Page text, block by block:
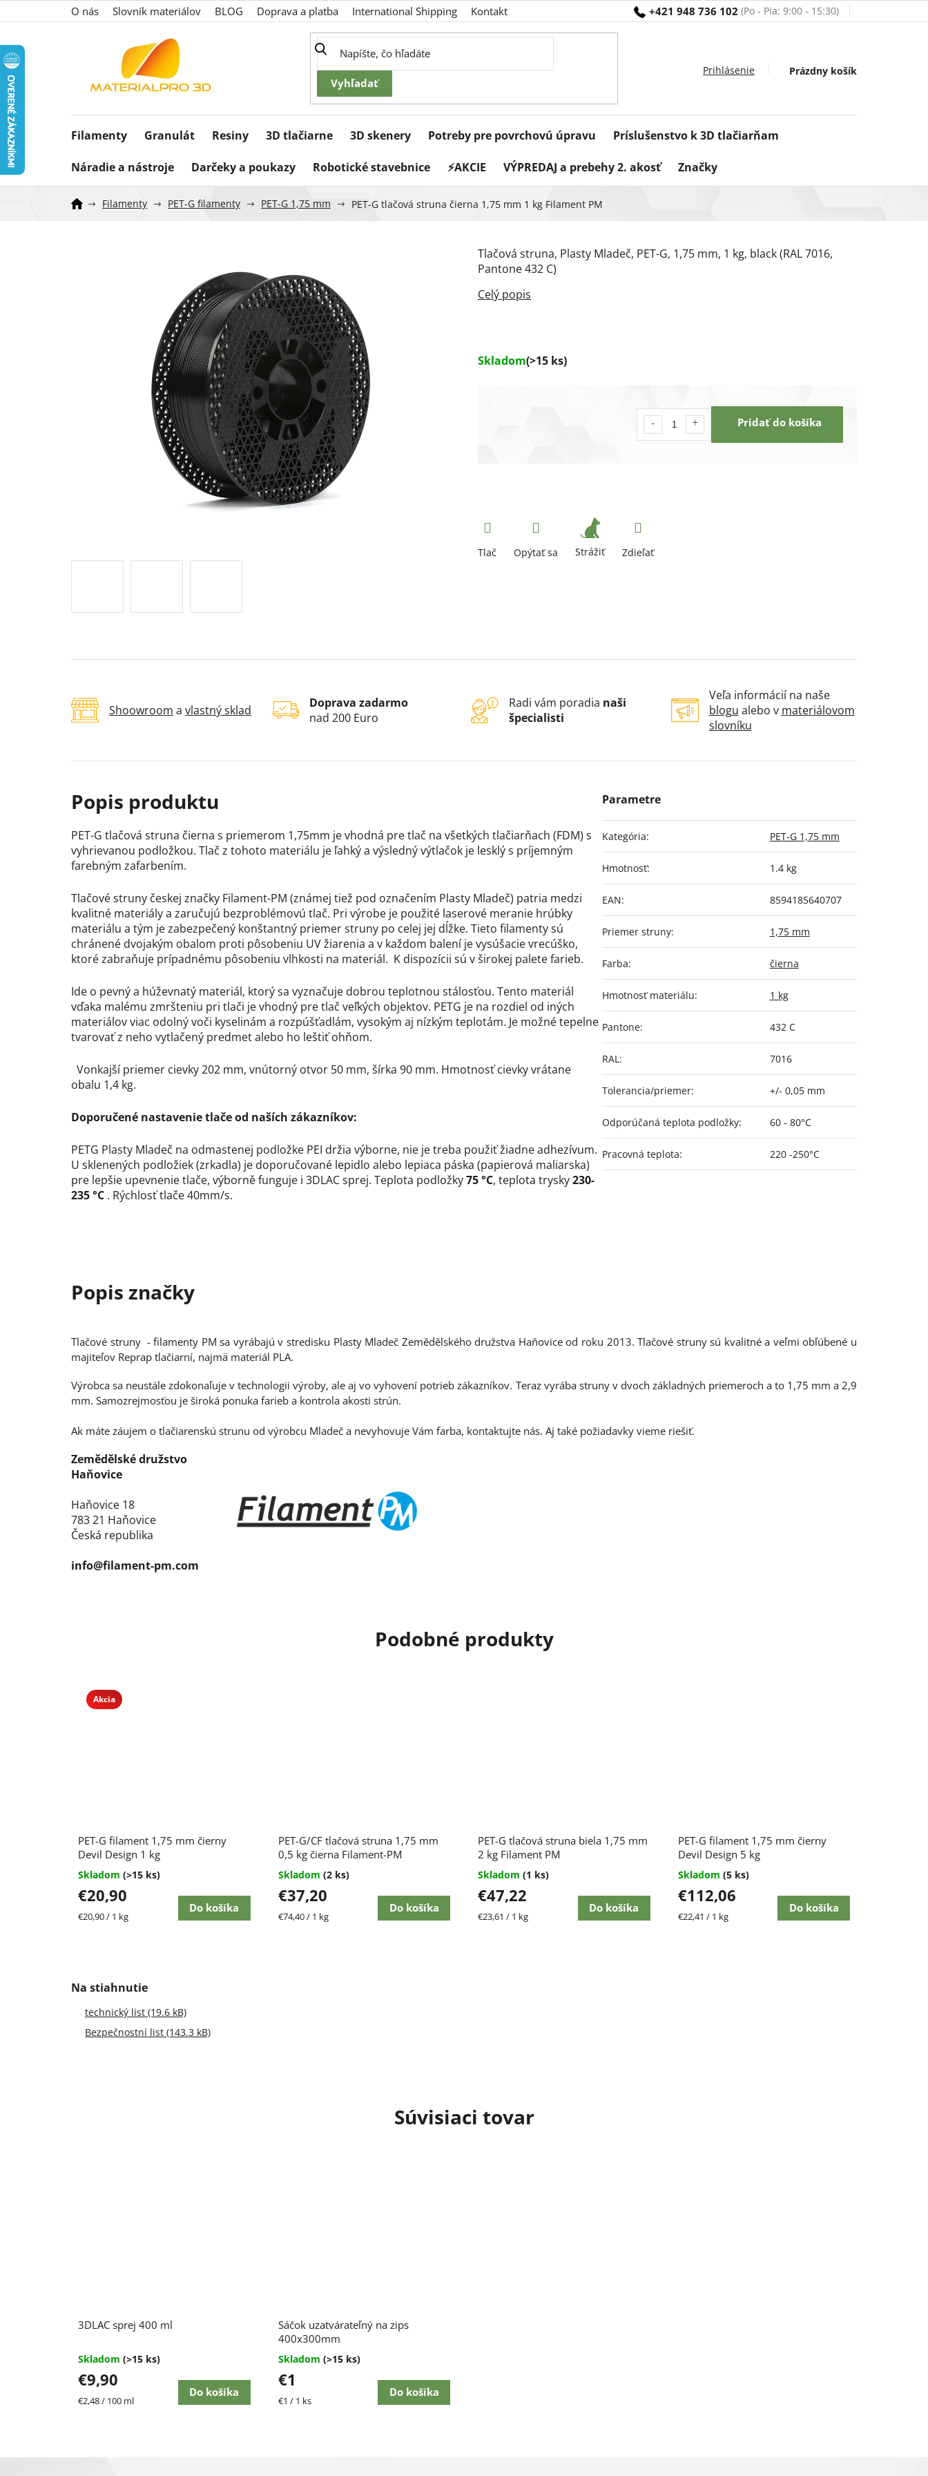
na
+421 948 736 102
O nás Slovník materiálov BLOG Doprava a platba International Shipping Kontakt
Nákupný
Prázdny košík
Filamenty Granulát Resiny 3D tlačiarne 3D skenery Potreby pre povrchovú úpravu Príslušenstvo k 3D tlačiarňam
Náradie a nástroje Darčeky a poukazy Robotické stavebnice ⚡AKCIE VÝPREDAJ a prebehy 2. akosť Značky
Filamenty PET-G filamenty PET-G 1,75 mm PET-G tlačová struna čierna 1,75 mm 1 kg Filament PM
Skladom(>15 ks)
Pridať do košíka
Tlačová struna, Plasty Mladeč, PET-G, 1,75 mm, 1 kg, black (RAL 7016,
Pantone432 C)
Tlač Opýtať sa Strážiť Zdieľať
Shoowroom a vlastný sklad
Doprava zadarmo
nad 200 Euro
Radi vám poradia naši
špecialisti
Veľa informácií na naše
blogu alebo v materiálovom
slovníku
Súvisiaci tovar
3DLAC sprej 400 ml
hodnotenie
4,7
z
hviezdičiek.
Skladom (>15 ks)
€9,90
Jednotková
€2,48 / 100 ml
Do košíka
Sáčok uzatvárateľný na zips
400x300mm
hodnotenie
produktu
4,5
z
hviezdičiek.
Skladom (>15 ks)
€1
Jednotková
€1 / 1 ks
Do košíka
PET-G tlačová struna čierna s priemerom 1,75mm je vhodná pre tlač na všetkých tlačiarňach (FDM) s
vyhrievanou podložkou. Tlač z tohoto materiálu je ľahký a výsledný výtlačok je lesklý s príjemným
farebným zafarbením.
Tlačové struny českej značky Filament-PM (známej tiež pod označením Plasty Mladeč) patria medzi
kvalitné materiály a zaručujú bezproblémovú tlač. Pri výrobe je použité laserové meranie hrúbky
materiálu a tým je zabezpečený konštantný priemer struny po celej jej dĺžke. Tieto filamenty sú
chránené dvojakým obalom proti pôsobeniu UV žiarenia a v každom balení je vysúšacie vrecúško,
ktoré zabraňuje prípadnému pôsobeniu vlhkosti na materiál. K dispozícii sú v širokej palete farieb.
Ide o pevný a húževnatý materiál, ktorý sa vyznačuje dobrou teplotnou stálosťou. Tento materiál
vďaka malému zmršteniu pri tlači je vhodný pre tlač veľkých objektov. PETG je na rozdiel od iných
materiálov viac odolný voči kyselinám a rozpúšťadlám, vysokým aj nízkým teplotám. Je možné tepelne
tvarovať z neho vytlačený predmet alebo ho leštiť ohňom.
Vonkajší priemer cievky 202 mm, vnútorný otvor 50 mm, šírka 90 mm. Hmotnosť cievky vrátane
obalu 1,4 kg.
Doporučené nastavenie tlače od naších zákazníkov:
PETG Plasty Mladeč na odmastenej podložke PEI držia výborne, nie je treba použiť žiadne adhezívum.
U sklenených podložiek (zrkadla) je doporučované lepidlo alebo lepiaca páska (papierová maliarska)
pre lepšie upevnenie tlače, výborně funguje i 3DLAC sprej. Teplota podložky75 °C, teplota trysky230-
235°C . Rýchlosť tlače 40mm/s.
Kategória: PET-G 1,75 mm
Hmotnosť: 1.4 kg
EAN: 8594185640707
Priemer struny: 1,75 mm
Farba: čierna
Hmotnosť materiálu: 1 kg
Pantone: 432 C
RAL: 7016
Tolerancia/priemer: +/- 0,05 mm
Odporúčaná teplota podložky: 60 - 80°C
Pracovná teplota: 220 -250°C
Akcia
PET-G filament 1,75 mm čierny
Devil Design 1 kg
hodnotenie
produktu
4,4
z
hviezdičiek.
Skladom (>15 ks)
€20,90
Jednotková
€20,90 / 1 kg
Do košíka
PET-G/CF tlačová struna 1,75 mm
0,5 kg čierna Filament-PM
Skladom (2 ks)
€37,20
Jednotková
€74,40 / 1 kg
Do košíka
PET-G tlačová struna biela 1,75 mm
2 kg Filament PM
Skladom (1 ks)
€47,22
Jednotková
€23,61 / 1 kg
Do košíka
PET-G filament 1,75 mm čierny
Devil Design 5 kg
Skladom (5 ks)
€112,06
Jednotková
€22,41 / 1 kg
Do košíka
technický list (19.6 kB)
Bezpečnostní list (143.3 kB)
Tlačové struny - filamenty PM sa vyrábajú v stredisku Plasty Mladeč Zemědělského družstva Haňovice od roku 2013. Tlačové struny sú kvalitné a veľmi obľúbené u
majiteľov Reprap tlačiarní, najmä materiál PLA.
Výrobca sa neustále zdokonaľuje v technologii výroby, ale aj vo vyhovení potrieb zákazníkov. Teraz vyrába struny v dvoch základných priemeroch a to 1,75 mm a 2,9
mm. Samozrejmosťou je široká ponuka farieb a kontrola akosti strún.
Ak máte záujem o tlačiarenskú strunu od výrobcu Mladeč a nevyhovuje Vám farba, kontaktujte nás. Aj také požiadavky vieme riešiť.
Zemědělské družstvo
Haňovice
Haňovice 18
783 21 Haňovice
Česká republika
info@filament-pm.com